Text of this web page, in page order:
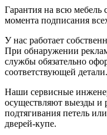
Гарантия на всю мебель
момента подписания
У нас работает
При обнаружении
службы обязательно
соответствующей детали.
Наши сервисные
осуществляют выезды и
подтягивания петель
дверей-купе.